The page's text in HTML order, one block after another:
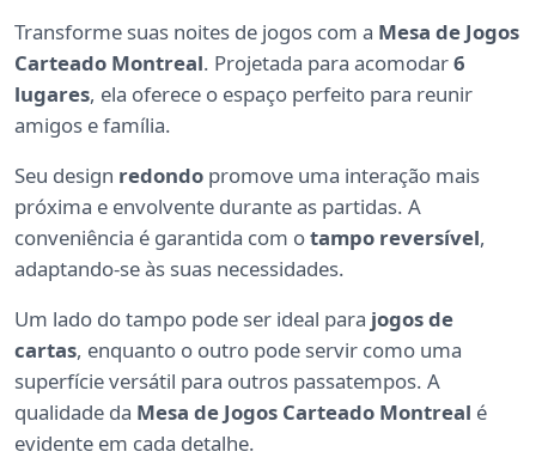
Transforme suas noites de jogos com a Mesa de Jogos
Carteado Montreal. Projetada para acomodar6
lugares, ela oferece o espaço perfeito para reunir
amigos e família.
Seu design redondo promove uma interação mais
próxima e envolvente durante as partidas. A
conveniência é garantida com otampo reversível,
adaptando-se às suas necessidades.
Um lado do tampo pode ser ideal para jogos de
cartas, enquanto o outro pode servir como uma
superfície versátil para outros passatempos. A
qualidade da Mesa de Jogos Carteado Montreal é
evidente em cada detalhe.